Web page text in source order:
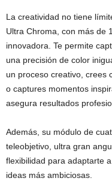
La creatividad no tiene
Ultra Chroma, con más de
innovadora. Te permite
una precisión de color
un proceso creativo, crees
o captures momentos
asegura resultados
Además, su módulo de
teleobjetivo, ultra gran
flexibilidad para adaptarte
ideas más ambiciosas.